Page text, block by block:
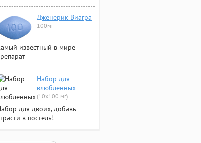
Дженерик Виагра
100мг
известный в мире
Набор для
влюбленных
(10х100 мг)
для двоих, добавь
в постель!